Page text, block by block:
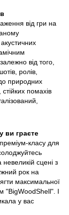
від гри на
від того,
ролів,
природних
помахів
ви граєте
класу для
сцені з
рок на
максимальної
"BigWoodShell". І
у вас